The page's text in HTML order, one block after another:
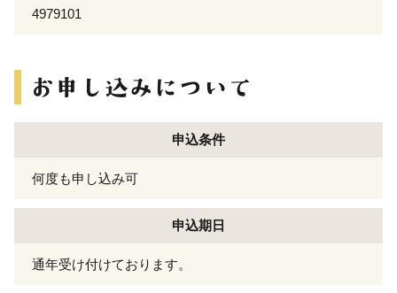
4979101
申込条件
何度も申し込み可
申込期日
通年受け付けております。